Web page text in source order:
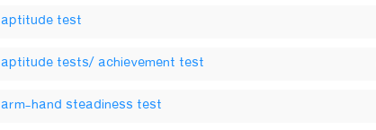
aptitude test
aptitude tests/ achievement test
arm-hand steadiness test